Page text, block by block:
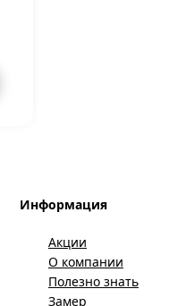
Информация
Акции
О компании
Полезно знать
Замер